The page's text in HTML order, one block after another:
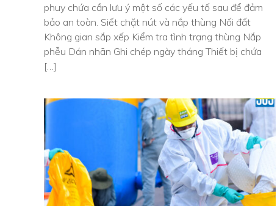
phuy chứa cần lưu ý một số các yếu tố sau để đảm
bảo an toàn. Siết chặt nút và nắp thùng Nối đất
Không gian sắp xếp Kiểm tra tình trạng thùng Nắp
phễu Dán nhãn Ghi chép ngày tháng Thiết bị chứa
[…]